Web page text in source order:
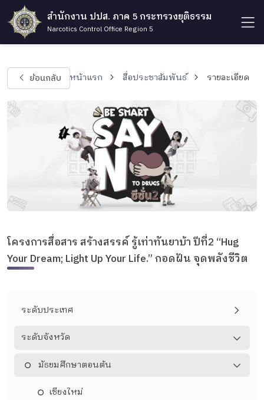
สำนักงาน ปปส. ภาค 5 กระทรวงยุติธรรม
Narcotics Control Office Region 5
ย้อนกลับ หน้าแรก สื่อประชาสัมพันธ์ รายละเอียด
โครงการสื่อสาร สร้างสรรค์ รู้เท่าทันยาบ้า ปีที่2 “Hug
Your Dream; Light Up Your Life.” กอดฝัน จุดพลังชีวิต
ระดับประเทศ
ระดับจังหวัด
มัธยมศึกษาตอนต้น
เชียงใหม่